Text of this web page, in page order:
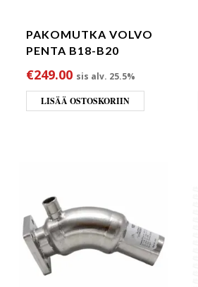
PAKOMUTKA VOLVO
PENTA B18-B20
€249.00 sis alv. 25.5%
LISÄÄ OSTOSKORIIN